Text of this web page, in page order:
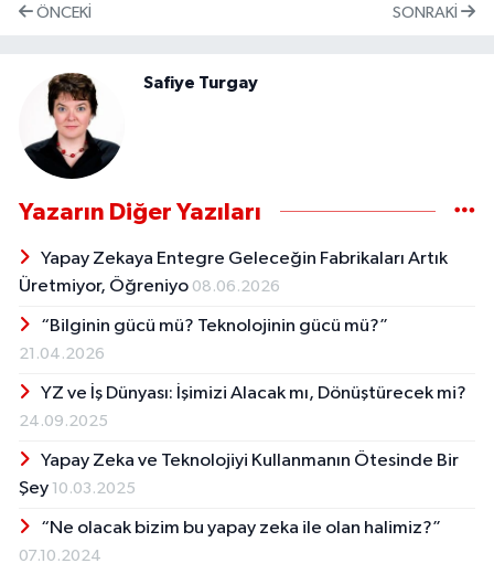
ÖNCEKI SONRAKI
Safiye Turgay
Yazarın Diğer Yazıları
Yapay Zekaya Entegre Geleceğin Fabrikaları Artık
Üretmiyor, Öğreniyo 08.06.2026
“Bilginin gücü mü? Teknolojinin gücü mü?”
21.04.2026
YZ ve İş Dünyası: İşimizi Alacak mı, Dönüştürecek mi?
24.09.2025
Yapay Zeka ve Teknolojiyi Kullanmanın Ötesinde Bir
Şey 10.03.2025
“Ne olacak bizim bu yapay zeka ile olan halimiz?”
07.10.2024